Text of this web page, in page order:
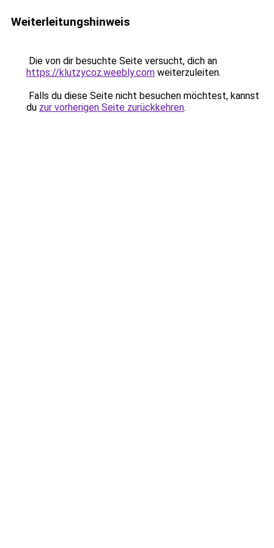
Weiterleitungshinweis
Die von dir besuchte Seite versucht, dich an
https://klutzycoz.weebly.com weiterzuleiten.
Falls du diese Seite nicht besuchen möchtest, kannst
du zur vorherigen Seite zurückkehren.